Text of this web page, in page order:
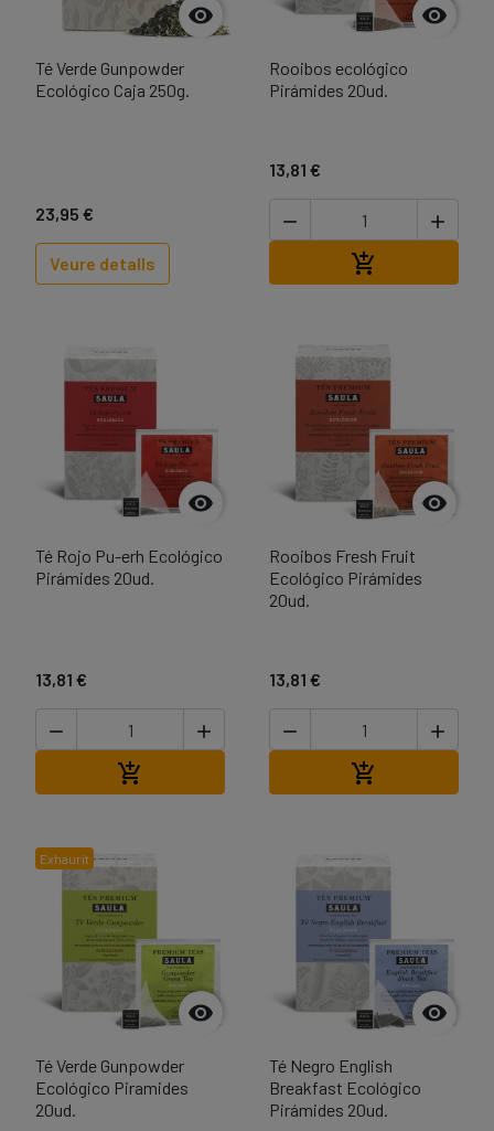

Té Verde Gunpowder
Ecológico Caja 250g.
23,95 €
Veure detalls

Rooibos ecológico
Pirámides 20ud.
13,81 €
 


Té Rojo Pu-erh Ecológico
Pirámides 20ud.
13,81 €
 


Rooibos Fresh Fruit
Ecológico Pirámides
20ud.
13,81 €
 

Exhaurit

Té Verde Gunpowder
Ecológico Piramides
20ud.

Té Negro English
Breakfast Ecológico
Pirámides 20ud.